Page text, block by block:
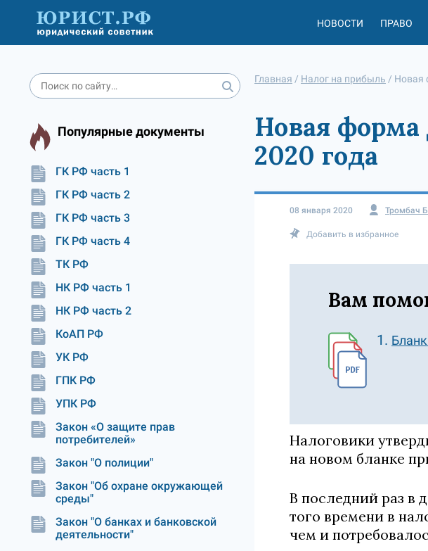
НОВОСТИ ПРАВО
Популярные документы
ГК РФ часть 1
ГК РФ часть 2
ГК РФ часть 3
ГК РФ часть 4
ТК РФ
НК РФ часть 1
НК РФ часть 2
КоАП РФ
УК РФ
ГПК РФ
УПК РФ
Закон «О защите прав
потребителей»
Закон "О полиции"
Закон "Об охране окружающей
среды"
Закон "О банках и банковской
деятельности"
Главная / Налог на прибыль / Новая
Новая форма
2020 года
08 января 2020 Тромбач
Добавить в избранное
Вам
Налоговики
на новом бланке
В последний раз в
того времени в
чем и